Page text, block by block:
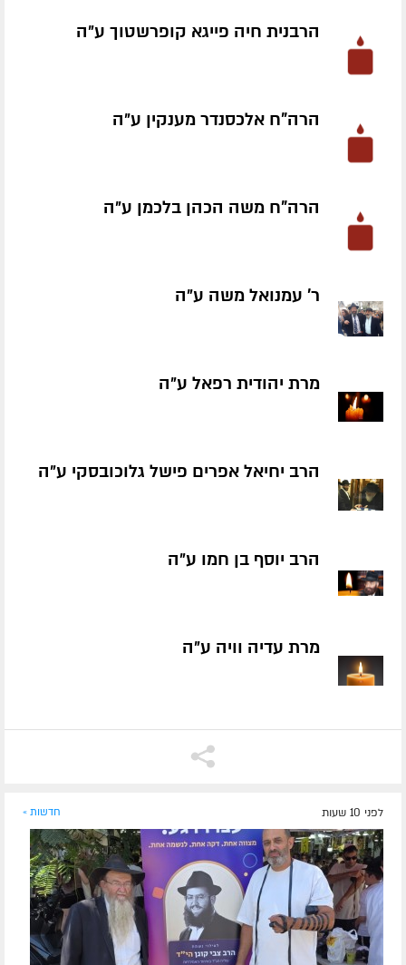
הרבנית חיה פייגא קופרשטוך ע״ה
הרה"ח אלכסנדר מענקין ע״ה
הרה"ח משה הכהן בלכמן ע״ה
ר' עמנואל משה ע״ה
מרת יהודית רפאל ע״ה
הרב יחיאל אפרים פישל גלוכובסקי ע״ה
הרב יוסף בן חמו ע״ה
מרת עדיה וויה ע״ה
לפני 10 שעות חדשות »